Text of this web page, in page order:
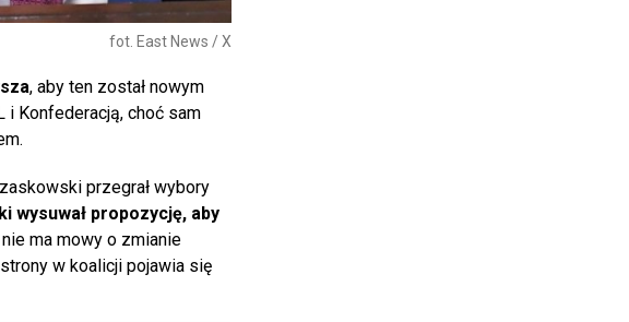
fot. East News / X
, aby ten został nowym
i Konfederacją, choć sam
przegrał wybory
wysuwał propozycję, aby
ma mowy o zmianie
w koalicji pojawia się